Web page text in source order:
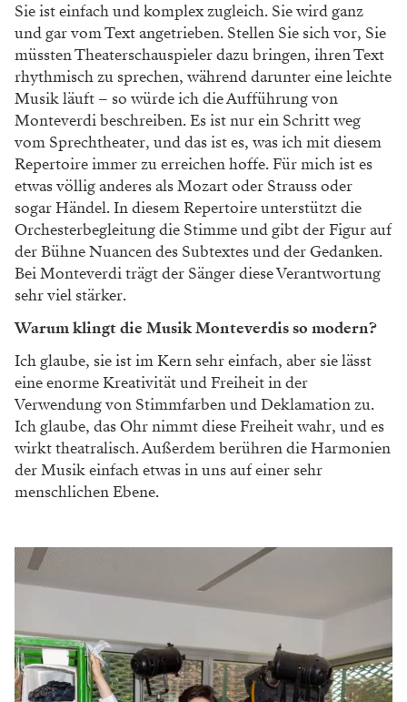
Sie ist einfach und komplex zugleich. Sie wird ganz
und gar vom Text angetrieben. Stellen Sie sich vor, Sie
müssten Theaterschauspieler dazu bringen, ihren Text
rhythmisch zu sprechen, während darunter eine leichte
Musik läuft – so würde ich die Aufführung von
Monteverdi beschreiben. Es ist nur ein Schritt weg
vom Sprechtheater, und das ist es, was ich mit diesem
Repertoire immer zu erreichen hoffe. Für mich ist es
etwas völlig anderes als Mozart oder Strauss oder
sogar Händel. In diesem Repertoire unterstützt die
Orchesterbegleitung die Stimme und gibt der Figur auf
der Bühne Nuancen des Subtextes und der Gedanken.
Bei Monteverdi trägt der Sänger diese Verantwortung
sehr viel stärker.
Warum klingt die Musik Monteverdis so modern?
Ich glaube, sie ist im Kern sehr einfach, aber sie lässt
eine enorme Kreativität und Freiheit in der
Verwendung von Stimmfarben und Deklamation zu.
Ich glaube, das Ohr nimmt diese Freiheit wahr, und es
wirkt theatralisch. Außerdem berühren die Harmonien
der Musik einfach etwas in uns auf einer sehr
menschlichen Ebene.